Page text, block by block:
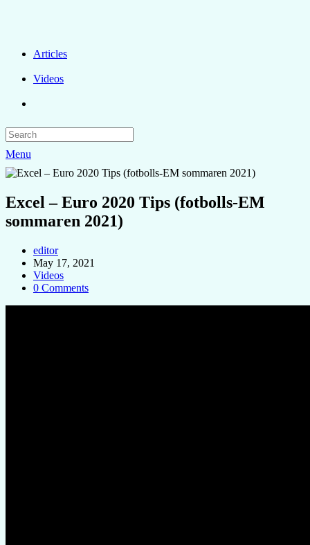
Articles
Videos
Menu
Excel – Euro 2020 Tips (fotbolls-EM
sommaren 2021)
editor
May 17, 2021
Videos
0 Comments